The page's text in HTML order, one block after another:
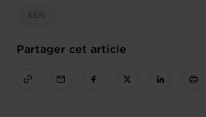
EEN
Partager cet article